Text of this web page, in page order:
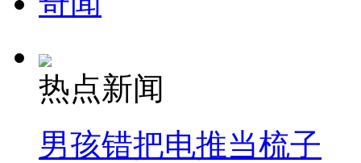
热点新闻
男孩错把电推当梳子